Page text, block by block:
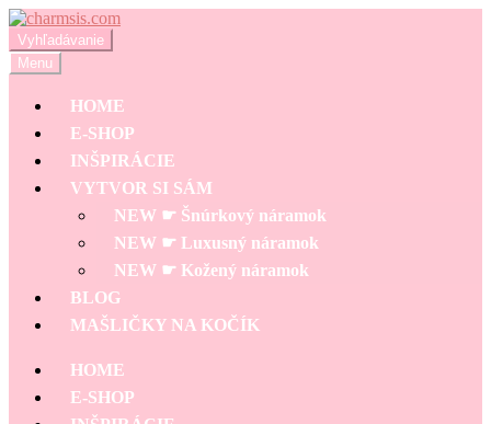
Preskočiť
na
navigáciu
Preskočiť
na
obsah
Hľadať:
Vyhľadávanie
Menu
HOME
E-SHOP
INŠPIRÁCIE
VYTVOR SI SÁM
NEW ☛ Šnúrkový náramok
NEW ☛ Luxusný náramok
NEW ☛ Kožený náramok
BLOG
MAŠLIČKY NA KOČÍK
HOME
E-SHOP